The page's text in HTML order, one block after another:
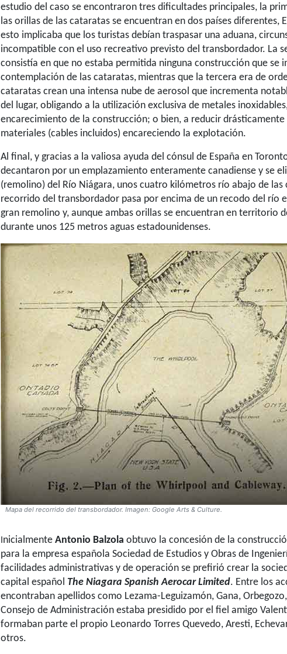
estudio del caso se encontraron tres dificultades principales, la
las orillas de las cataratas se encuentran en dos países diferentes,
esto implicaba que los turistas debían traspasar una aduana,
incompatible con el uso recreativo previsto del transbordador. La
consistía en que no estaba permitida ninguna construcción que se
contemplación de las cataratas, mientras que la tercera era de
cataratas crean una intensa nube de aerosol que incrementa
del lugar, obligando a la utilización exclusiva de metales
encarecimiento de la construcción; o bien, a reducir
materiales (cables incluidos) encareciendo la explotación.
Al final, y gracias a la valiosa ayuda del cónsul de España en
decantaron por un emplazamiento enteramente canadiense y se
(remolino) del Río Niágara, unos cuatro kilómetros río abajo de las
recorrido del transbordador pasa por encima de un recodo del río
gran remolino y, aunque ambas orillas se encuentran en territorio
durante unos 125 metros aguas estadounidenses.
Mapa del recorrido del transbordador. Imagen: Google Arts & Culture.
nicialmente Antonio Balzola obtuvo la concesión de la
para la empresa española Sociedad de Estudios y Obras de
facilidades administrativas y de operación se prefirió crear la
capital español The Niagara Spanish Aerocar Limited. Entre los
encontraban apellidos como Lezama-Leguizamón, Gana,
Consejo de Administración estaba presidido por el fiel amigo
formaban parte el propio Leonardo Torres Quevedo, Aresti,
otros.